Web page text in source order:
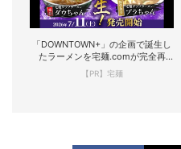
「DOWNTOWN+」の企画で誕生し
たラーメンを宅麺.comが完全再
現！
【PR】宅麺